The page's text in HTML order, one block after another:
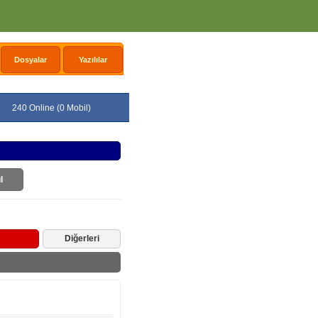
Dosyalar Yazılılar
240 Online (0 Mobil)
Diğerleri